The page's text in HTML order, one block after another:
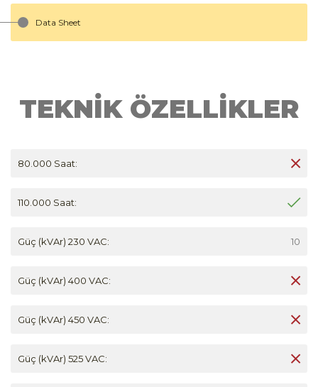
Data Sheet
TEKNİK ÖZELLİKLER
80.000 Saat:
110.000 Saat:
Güç (kVAr) 230 VAC: 10
Güç (kVAr) 400 VAC:
Güç (kVAr) 450 VAC:
Güç (kVAr) 525 VAC: